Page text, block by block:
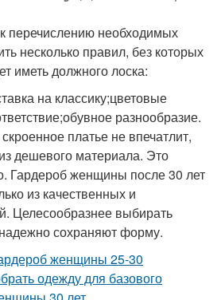
перечислению необходимых
несколько правил, без которых
иметь должного лоска:
на классику;цветовые
разнообразие.
платье не впечатлит,
дешевого материала. Это
Гардероб женщины после 30 лет
из качественных и
Целесообразнее выбирать
сохраняют форму.